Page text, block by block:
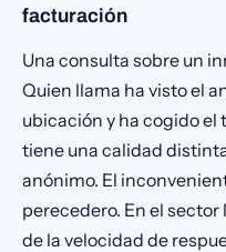
facturación
Una consulta sobre un
Quien llama ha visto el
ubicación y ha cogido
tiene una calidad
anónimo. El
perecedero. En el
de la velocidad de